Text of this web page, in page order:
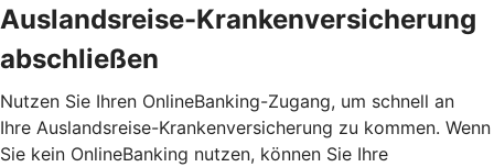
Auslandsreise-Krankenversicherung
abschließen
Nutzen Sie Ihren OnlineBanking-Zugang, um schnell an
Ihre Auslandsreise-Krankenversicherung zu kommen. Wenn
Sie kein OnlineBanking nutzen, können Sie Ihre